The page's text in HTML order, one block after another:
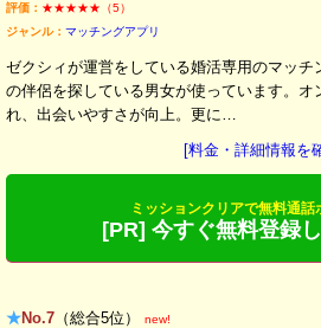
評価： ★★★★★（5）
ジャンル： マッチングアプリ
ゼクシィが運営をしている婚活専用のマッチ
の伴侶を探している男女が使っています。オ
れ、出会いやすさが向上。更に…
[料金・詳細情報を
ミッションクリアで無料通話
[PR] 今すぐ無料登録
★No.7 （総合5位） new!